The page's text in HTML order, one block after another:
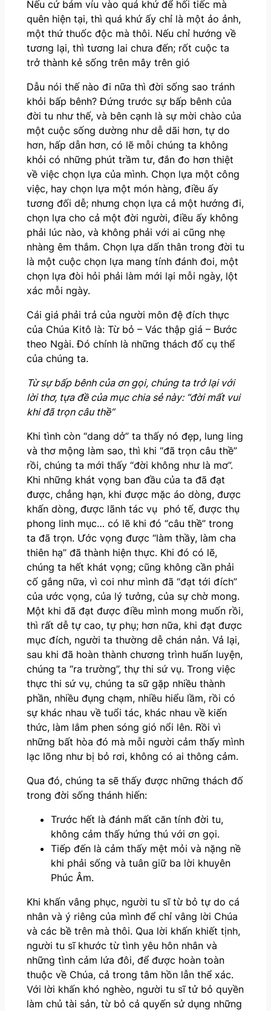
Nếu cứ bám víu vào quá khứ để hối tiếc mà
quên hiện tại, thì quá khứ ấy chỉ là một ảo ảnh,
một thứ thuốc độc mà thôi. Nếu chỉ hướng về
tương lại, thì tương lai chưa đến; rốt cuộc ta
trở thành kẻ sống trên mây trên gió
Dẫu nói thế nào đi nữa thì đời sống sao tránh
khỏi bấp bênh? Đứng trước sự bấp bênh của
đời tu như thế, và bên cạnh là sự mời chào của
một cuộc sống dường như dễ dãi hơn, tự do
hơn, hấp dẫn hơn, có lẽ mỗi chúng ta không
khỏi có những phút trầm tư, đắn đo hơn thiệt
về việc chọn lựa của mình. Chọn lựa một công
việc, hay chọn lựa một món hàng, điều ấy
tương đối dễ; nhưng chọn lựa cả một hướng đi,
chọn lựa cho cả một đời người, điều ấy không
phải lúc nào, và không phải với ai cũng nhẹ
nhàng êm thắm. Chọn lựa dấn thân trong đời tu
là một cuộc chọn lựa mang tính đánh đoi, một
chọn lựa đòi hỏi phải làm mới lại mỗi ngày, lột
xác mỗi ngày.
Cái giá phải trả của người môn đệ đích thực
của Chúa Kitô là: Từ bỏ – Vác thập giá – Bước
theo Ngài. Đó chính là những thách đố cụ thể
của chúng ta.
Từ sự bấp bênh của ơn gọi, chúng ta trở lại với
lời thơ, tựa đề của mục chia sẻ này: “đời mất vui
khi đã trọn câu thề”
Khi tình còn “dang dở” ta thấy nó đẹp, lung ling
và thơ mộng làm sao, thì khi “đã trọn câu thề”
rồi, chúng ta mới thấy “đời không như là mơ”.
Khi những khát vọng ban đầu của ta đã đạt
được, chẳng hạn, khi được mặc áo dòng, được
khấn dòng, được lãnh tác vụ phó tế, được thụ
phong linh mục… có lẽ khi đó “câu thề” trong
ta đã trọn. Ước vọng được “làm thầy, làm cha
thiên hạ” đã thành hiện thực. Khi đó có lẽ,
chúng ta hết khát vọng; cũng không cần phải
cố gắng nữa, vì coi như mình đã “đạt tới đích”
của ước vọng, của lý tưởng, của sự chờ mong.
Một khi đã đạt được điều mình mong muốn rồi,
thì rất dễ tự cao, tự phụ; hơn nữa, khi đạt được
mục đích, người ta thường dễ chán nản. Vả lại,
sau khi đã hoàn thành chương trình huấn luyện,
chúng ta “ra trường”, thự thi sứ vụ. Trong việc
thực thi sứ vụ, chúng ta sữ gặp nhiều thành
phần, nhiều đụng chạm, nhiều hiểu lầm, rồi có
sự khác nhau về tuổi tác, khác nhau về kiến
thức, làm lắm phen sóng gió nổi lên. Rồi vì
những bất hòa đó mà mỗi người cảm thấy mình
lạc lõng như bị bỏ rơi, không có ai thông cảm.
Qua đó, chúng ta sẽ thấy được những thách đố
trong đời sống thánh hiến:
Trước hết là đánh mất căn tính đời tu,
không cảm thấy hứng thú với ơn gọi.
Tiếp đến là cảm thấy mệt mỏi và nặng nề
khi phải sống và tuân giữ ba lời khuyên
Phúc Âm.
Khi khấn vâng phục, người tu sĩ từ bỏ tự do cá
nhân và ý riêng của mình để chỉ vâng lời Chúa
và các bề trên mà thôi. Qua lời khấn khiết tịnh,
người tu sĩ khước từ tình yêu hôn nhân và
những tình cảm lứa đôi, để được hoàn toàn
thuộc về Chúa, cả trong tâm hồn lẫn thể xác.
Với lời khấn khó nghèo, người tu sĩ tử bỏ quyền
làm chủ tài sản, từ bỏ cả quyến sử dụng những